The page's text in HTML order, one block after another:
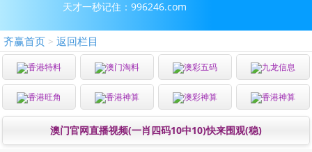
天才一秒记住：996246.com
齐赢首页 > 返回栏目
香港特料 澳门淘料 澳彩五码 九龙信息
香港旺角 香港神算 澳彩神算 香港神算
澳门官网直播视频(一肖四码10中10)快来围观(稳)